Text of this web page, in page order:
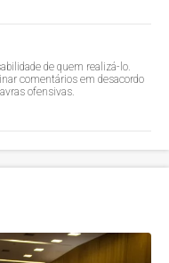
de quem realizá-lo.
comentários em desacordo
ofensivas.